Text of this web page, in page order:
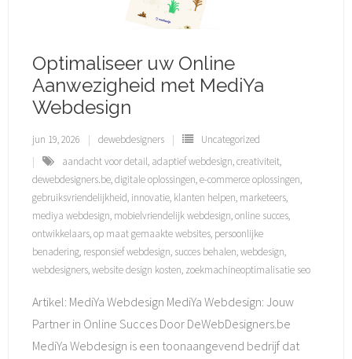
Optimaliseer uw Online
Aanwezigheid met MediYa
Webdesign
jun 19, 2026 dewebdesigners
Uncategorized
aandacht voor detail, adaptief webdesign,creativiteit,
dewebdesigners.be,digitale oplossingen,e-commerce oplossingen,
gebruiksvriendelijkheid, innovatie, klanten helpen, marketeers,
mediya webdesign, mobielvriendelijk webdesign,online succes,
ontwikkelaars,op maat gemaakte websites, persoonlijke
benadering, responsief webdesign, succes behalen,webdesign,
webdesigners,website design kosten, zoekmachineoptimalisatie seo
Artikel: MediYa Webdesign MediYa Webdesign: Jouw
Partner in Online Succes Door DeWebDesigners.be
MediYa Webdesign is een toonaangevend bedrijf dat